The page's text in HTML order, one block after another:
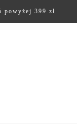
powyżej 399 zł